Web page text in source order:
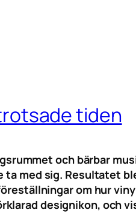
tiden
och bärbar
med sig. Resultatet
om hur
designikon, och